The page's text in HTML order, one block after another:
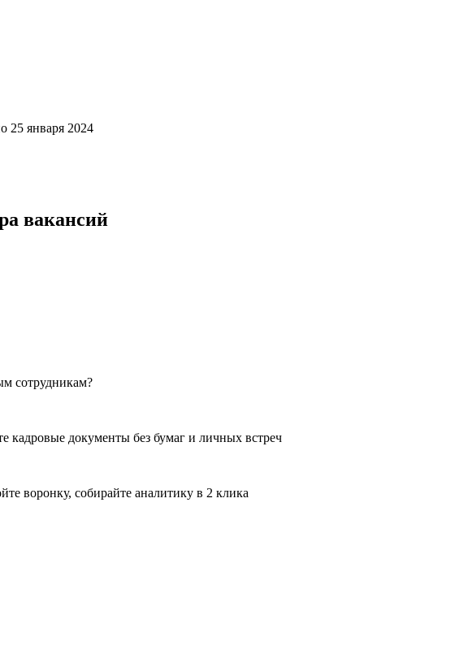
25 января 2024
вакансий
сотрудникам?
кадровые документы без бумаг и личных встреч
воронку, собирайте аналитику в 2 клика